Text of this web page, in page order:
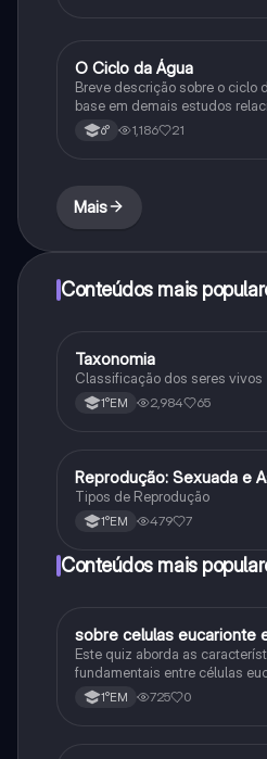
Química
O Ciclo da Água
Breve descrição sobre o ciclo
base em demais estudos
6° 1,186 21
Mais
Conteúdos mais
Biologia
Taxonomia
Classificação dos seres vivos
1°EM 2,984 65
Biologia
Reprodução: Sexuada e
Tipos de Reprodução
1°EM 479 7
Conteúdos mais
Biologia
sobre celulas eucarionte
Este quiz aborda as
fundamentais entre células
procariontes.
1°EM 725 0